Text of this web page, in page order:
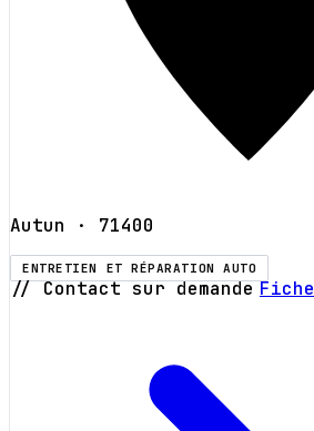
Autun · 71400
ENTRETIEN ET RÉPARATION AUTO
// Contact sur demande Fiche